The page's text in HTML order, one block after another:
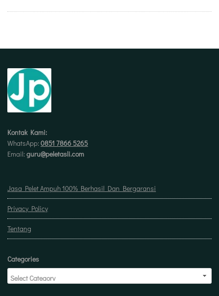
Kontak Kami:
WhatsApp: 0851 7866 5265
Email: guru@peletasli.com
Jasa Pelet Ampuh 100% Berhasil Dan Bergaransi
Privacy Policy
Tentang
Categories